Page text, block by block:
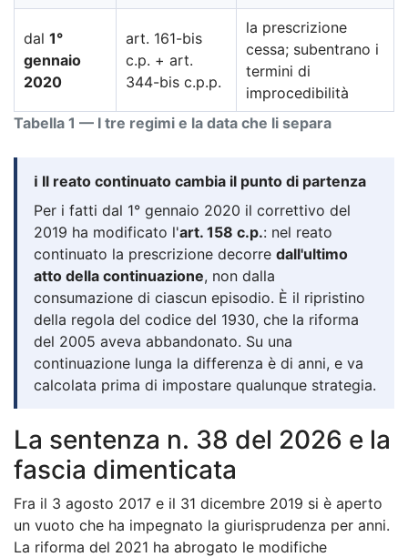
Tabella 1 — I tre regimi e la data che li separa
dal 1°
gennaio
2020
art. 161-bis
c.p. + art.
344-bis c.p.p.
la prescrizione
cessa; subentrano i
termini di
improcedibilità
ℹ️ Il reato continuato cambia il punto di partenza
Per i fatti dal 1° gennaio 2020 il correttivo del
2019 ha modificato l'art. 158 c.p.: nel reato
continuato la prescrizione decorre dall'ultimo
atto della continuazione, non dalla
consumazione di ciascun episodio. È il ripristino
della regola del codice del 1930, che la riforma
del 2005 aveva abbandonato. Su una
continuazione lunga la differenza è di anni, e va
calcolata prima di impostare qualunque strategia.
La sentenza n. 38 del 2026 e la
fascia dimenticata
Fra il 3 agosto 2017 e il 31 dicembre 2019 si è aperto
un vuoto che ha impegnato la giurisprudenza per anni.
La riforma del 2021 ha abrogato le modifiche